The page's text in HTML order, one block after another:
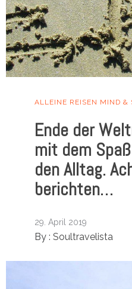
ALLEINE REISEN MIND &
Ende der
mit dem
den Alltag.
berichten…
29. April 2019
By : Soultravelista